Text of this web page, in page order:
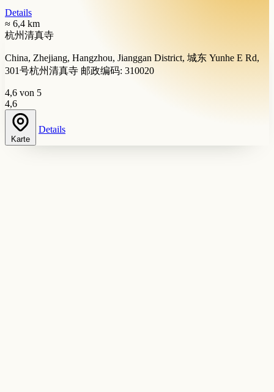
Details
≈ 6,4 km
杭州清真寺
China, Zhejiang, Hangzhou, Jianggan District, 城东 Yunhe E Rd,
301号杭州清真寺 邮政编码: 310020
4,6 von 5
4,6
Karte
Details